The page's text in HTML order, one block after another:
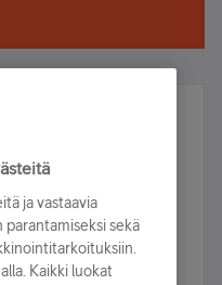
voita!
arvonnassa.
ja vastaavia
sekä
Kaikki luokat